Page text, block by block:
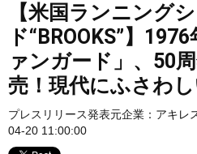
【米国ランニング
ド“BROOKS”】
ァンガード」、50
売！現代にふさわし
プレスリリース発表元企業： アキレ
04-20 11:00:00